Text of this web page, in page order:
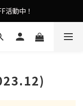
果UP！
活動中！
透肌✨